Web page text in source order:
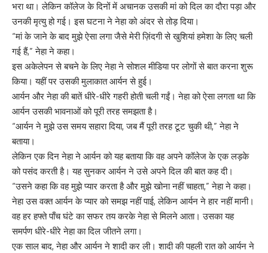
भरा था। लेकिन कॉलेज के दिनों में अचानक उसकी मां को दिल का दौरा पड़ा और
उनकी मृत्यु हो गई। इस घटना ने नेहा को अंदर से तोड़ दिया।
“मां के जाने के बाद मुझे ऐसा लगा जैसे मेरी ज़िंदगी से खुशियां हमेशा के लिए चली
गई हैं,” नेहा ने कहा।
इस अकेलेपन से बचने के लिए नेहा ने सोशल मीडिया पर लोगों से बात करना शुरू
किया। यहीं पर उसकी मुलाकात आर्यन से हुई।
आर्यन और नेहा की बातें धीरे-धीरे गहरी होती चली गईं। नेहा को ऐसा लगता था कि
आर्यन उसकी भावनाओं को पूरी तरह समझता है।
“आर्यन ने मुझे उस समय सहारा दिया, जब मैं पूरी तरह टूट चुकी थी,” नेहा ने
बताया।
लेकिन एक दिन नेहा ने आर्यन को यह बताया कि वह अपने कॉलेज के एक लड़के
को पसंद करती है। यह सुनकर आर्यन ने उसे अपने दिल की बात कह दी।
“उसने कहा कि वह मुझे प्यार करता है और मुझे खोना नहीं चाहता,” नेहा ने कहा।
नेहा उस वक्त आर्यन के प्यार को समझ नहीं पाई, लेकिन आर्यन ने हार नहीं मानी।
वह हर हफ्ते पाँच घंटे का सफर तय करके नेहा से मिलने आता। उसका यह
समर्पण धीरे-धीरे नेहा का दिल जीतने लगा।
एक साल बाद, नेहा और आर्यन ने शादी कर ली। शादी की पहली रात को आर्यन ने